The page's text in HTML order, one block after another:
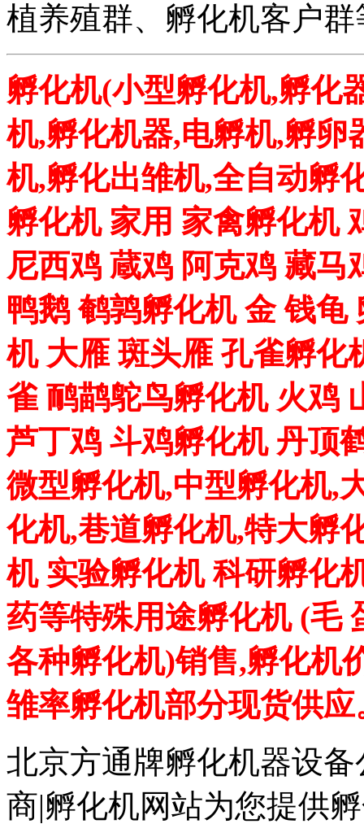
植养殖群、孵化机客户
孵化机(小型孵化机,孵化
机,孵化机器,电孵机,孵卵
机,孵化出雏机,全自动孵
孵化机 家用 家禽孵化机
尼西鸡 蔵鸡 阿克鸡 藏马
鸭鹅 鹌鹑孵化机 金 钱龟
机 大雁 斑头雁 孔雀孵化
雀 鸸鹋鸵鸟孵化机 火鸡
芦丁鸡 斗鸡孵化机 丹顶
微型孵化机,中型孵化机,
化机,巷道孵化机,特大孵
机 实验孵化机 科研孵化
药等特殊用途孵化机 (毛
各种孵化机)销售,孵化机
雏率孵化机部分现货供应
北京方通牌孵化机器设
商|孵化机网站为您提供